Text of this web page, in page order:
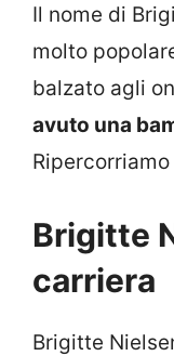
Il nome di
molto
balzato agli
avuto una
Brigitte
carriera
Brigitte